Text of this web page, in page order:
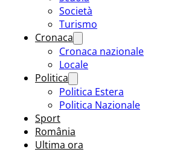
Società
Turismo
Cronaca
Cronaca nazionale
Locale
Politica
Politica Estera
Politica Nazionale
Sport
România
Ultima ora